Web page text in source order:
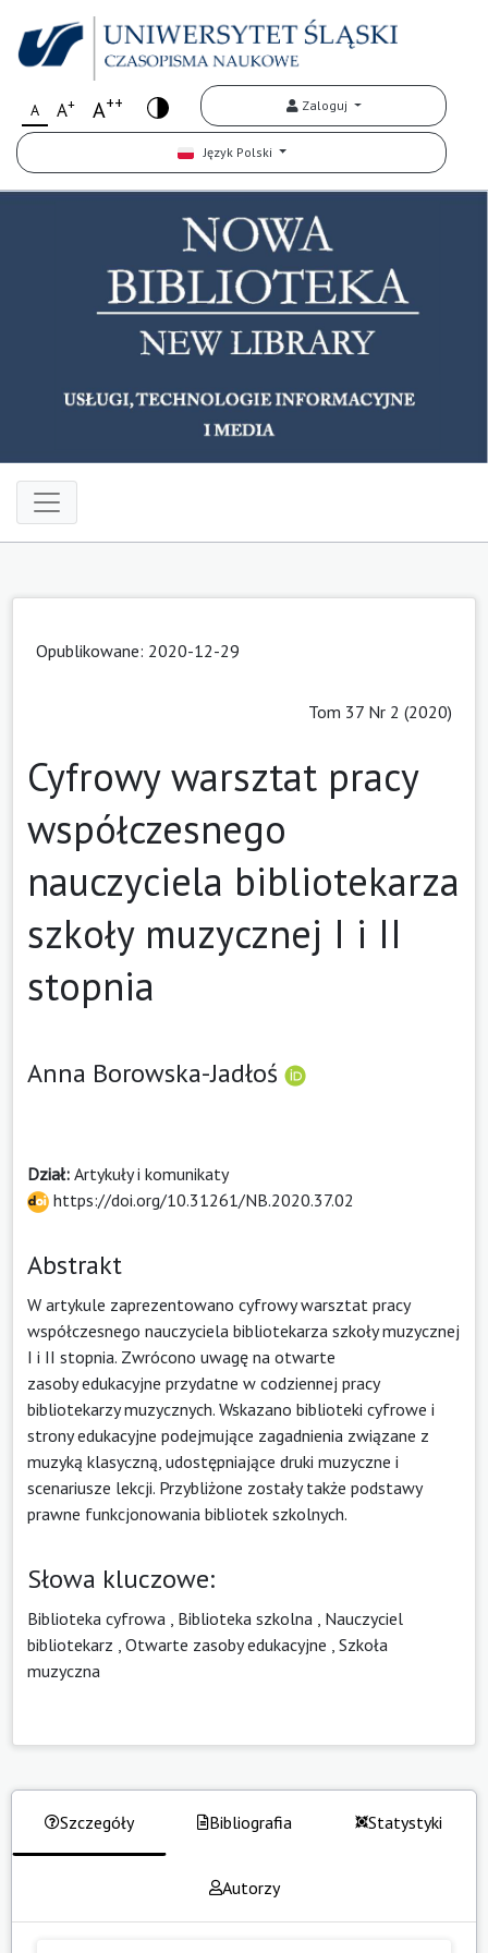
A A+ A++ Zaloguj
Język Polski
Opublikowane: 2020-12-29
Tom 37 Nr 2 (2020)
Cyfrowy warsztat pracy
współczesnego
nauczyciela bibliotekarza
szkoły muzycznej I i II
stopnia
Anna Borowska-Jadłoś
Dział: Artykuły i komunikaty
https://doi.org/10.31261/NB.2020.37.02
Abstrakt
W artykule zaprezentowano cyfrowy warsztat pracy
współczesnego nauczyciela bibliotekarza szkoły muzycznej
I i II stopnia. Zwrócono uwagę na otwarte
zasoby edukacyjne przydatne w codziennej pracy
bibliotekarzy muzycznych. Wskazano biblioteki cyfrowe i
strony edukacyjne podejmujące zagadnienia związane z
muzyką klasyczną, udostępniające druki muzyczne i
scenariusze lekcji. Przybliżone zostały także podstawy
prawne funkcjonowania bibliotek szkolnych.
Słowa kluczowe:
Biblioteka cyfrowa Biblioteka szkolna
Nauczyciel
bibliotekarz Otwarte zasoby edukacyjne Szkoła
muzyczna
Szczegóły Bibliografia Statystyki
Autorzy